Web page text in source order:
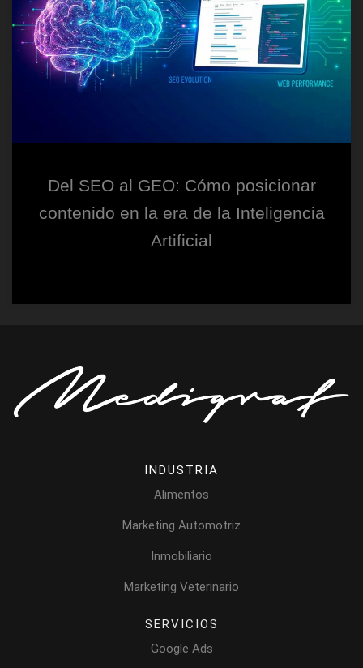
Del SEO al GEO: Cómo posicionar
contenido en la era de la Inteligencia
Artificial
INDUSTRIA
Alimentos
Marketing Automotriz
Inmobiliario
Marketing Veterinario
SERVICIOS
Google Ads